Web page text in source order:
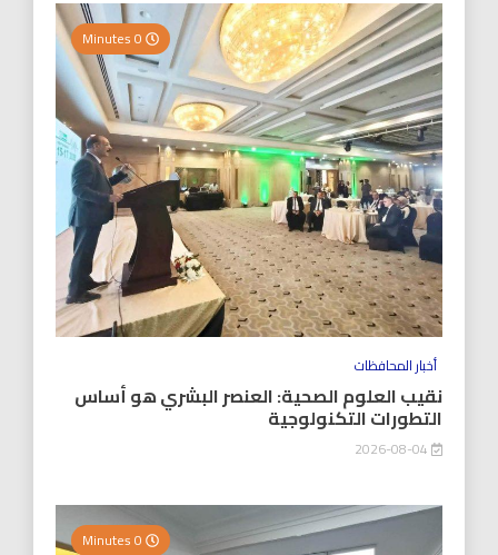
أخبار المحافظات
نقيب العلوم الصحية: العنصر البشري هو أساس
التطورات التكنولوجية